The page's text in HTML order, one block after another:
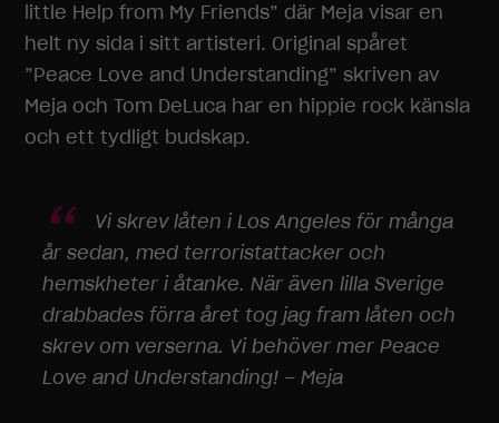
little Help from My Friends” där Meja visar en
helt ny sida i sitt artisteri. Original spåret
”Peace Love and Understanding” skriven av
Meja och Tom DeLuca har en hippie rock känsla
och ett tydligt budskap.
Vi skrev låten i Los Angeles för många
år sedan, med terroristattacker och
hemskheter i åtanke. När även lilla Sverige
drabbades förra året tog jag fram låten och
skrev om verserna. Vi behöver mer Peace
Love and Understanding! – Meja